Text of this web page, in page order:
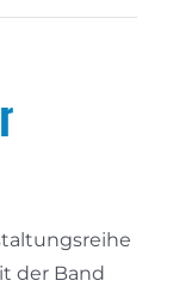
der Band